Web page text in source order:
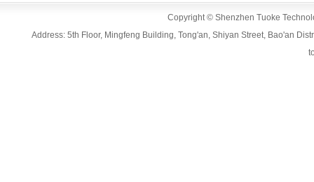
Copyright © Shenzhen Tuoke
Address: 5th Floor, Mingfeng Building, Tong'an, Shiyan Street, Bao'an